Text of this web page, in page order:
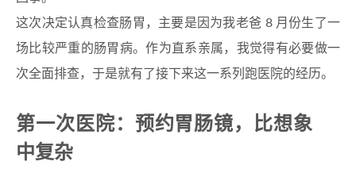
这次决定认真检查肠胃，主要是因为我老爸 8 月份生了一
场比较严重的肠胃病。作为直系亲属，我觉得有必要做一
次全面排查，于是就有了接下来这一系列跑医院的经历。
第一次医院：预约胃肠镜，比想象
中复杂